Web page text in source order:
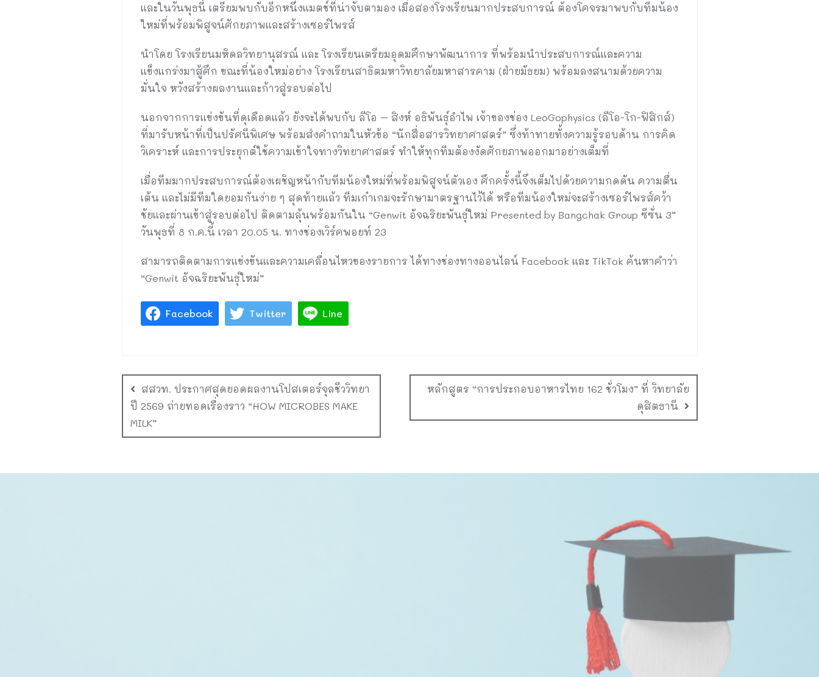
และในวันพุธนี้ เตรียมพบกับอีกหนึ่งแมตช์ที่น่าจับตามอง เมื่อสองโรงเรียนมากประสบการณ์ ต้องโคจรมาพบกับทีมน้อง
ใหม่ที่พร้อมพิสูจน์ศักยภาพและสร้างเซอร์ไพรส์
นำโดย โรงเรียนมหิดลวิทยานุสรณ์ และ โรงเรียนเตรียมอุดมศึกษาพัฒนาการ ที่พร้อมนำประสบการณ์และความ
แข็งแกร่งมาสู้ศึก ขณะที่น้องใหม่อย่าง โรงเรียนสาธิตมหาวิทยาลัยมหาสารคาม (ฝ่ายมัธยม) พร้อมลงสนามด้วยความ
มั่นใจ หวังสร้างผลงานและก้าวสู่รอบต่อไป
นอกจากการแข่งขันที่ดุเดือดแล้ว ยังจะได้พบกับ ลีโอ – สิงห์ อธิพันธุ์อำไพ เจ้าของช่อง LeoGophysics (ลีโอ-โก-ฟิสิกส์)
ที่มารับหน้าที่เป็นปรัศนีพิเศษ พร้อมส่งคำถามในหัวข้อ “นักสื่อสารวิทยาศาสตร์” ซึ่งท้าทายทั้งความรู้รอบด้าน การคิด
วิเคราะห์ และการประยุกต์ใช้ความเข้าใจทางวิทยาศาสตร์ ทำให้ทุกทีมต้องงัดศักยภาพออกมาอย่างเต็มที่
เมื่อทีมมากประสบการณ์ต้องเผชิญหน้ากับทีมน้องใหม่ที่พร้อมพิสูจน์ตัวเอง ศึกครั้งนี้จึงเต็มไปด้วยความกดดัน ความตื่น
เต้น และไม่มีทีมใดยอมกันง่าย ๆ สุดท้ายแล้ว ทีมเก๋าเกมจะรักษามาตรฐานไว้ได้ หรือทีมน้องใหม่จะสร้างเซอร์ไพรส์คว้า
ชัยและผ่านเข้าสู่รอบต่อไป ติดตามลุ้นพร้อมกันใน “Genwit อัจฉริยะพันธุ์ใหม่ Presented by Bangchak Group ซีซั่น 3”
วันพุธที่ 8 ก.ค.นี้ เวลา 20.05 น. ทางช่องเวิร์คพอยท์ 23
สามารถติดตามการแข่งขันและความเคลื่อนไหวของรายการ ได้ทางช่องทางออนไลน์ Facebook และ TikTok ค้นหาคำว่า
“Genwit อัจฉริยะพันธุ์ใหม่”
Facebook Twitter Line
สสวท. ประกาศสุดยอดผลงานโปสเตอร์จุลชีววิทยา
ปี 2569 ถ่ายทอดเรื่องราว “HOW MICROBES MAKE
MILK”
หลักสูตร “การประกอบอาหารไทย 162 ชั่วโมง” ที่ วิทยาลัย
ดุสิตธานี